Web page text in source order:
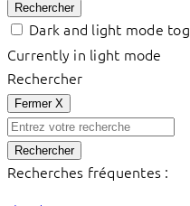
Rechercher
Dark and light mode
Currently in light mode
Rechercher
Fermer X
Rechercher
Recherches fréquentes :